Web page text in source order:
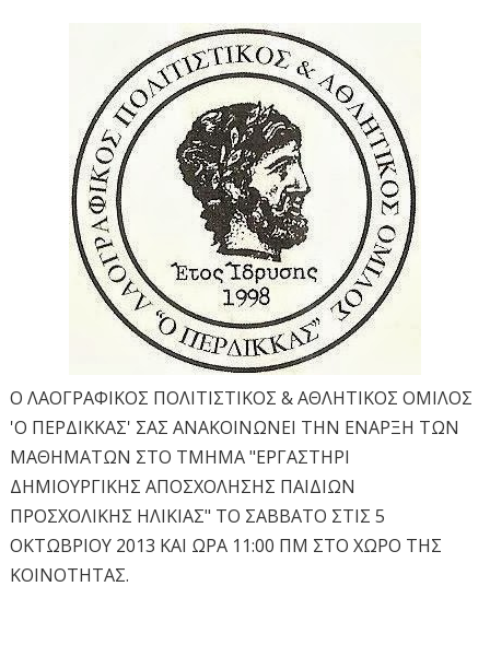
Ο ΛΑΟΓΡΑΦΙΚΟΣ ΠΟΛΙΤΙΣΤΙΚΟΣ & ΑΘΛΗΤΙΚΟΣ ΟΜΙΛΟΣ
'Ο ΠΕΡΔΙΚΚΑΣ' ΣΑΣ ΑΝΑΚΟΙΝΩΝΕΙ ΤΗΝ ΕΝΑΡΞΗ ΤΩΝ
ΜΑΘΗΜΑΤΩΝ ΣΤΟ ΤΜΗΜΑ "ΕΡΓΑΣΤΗΡΙ
ΔΗΜΙΟΥΡΓΙΚΗΣ ΑΠΟΣΧΟΛΗΣΗΣ ΠΑΙΔΙΩΝ
ΠΡΟΣΧΟΛΙΚΗΣ ΗΛΙΚΙΑΣ" ΤΟ ΣΑΒΒΑΤΟ ΣΤΙΣ 5
ΟΚΤΩΒΡΙΟΥ 2013 ΚΑΙ ΩΡΑ 11:00 ΠΜ ΣΤΟ ΧΩΡΟ ΤΗΣ
ΚΟΙΝΟΤΗΤΑΣ.